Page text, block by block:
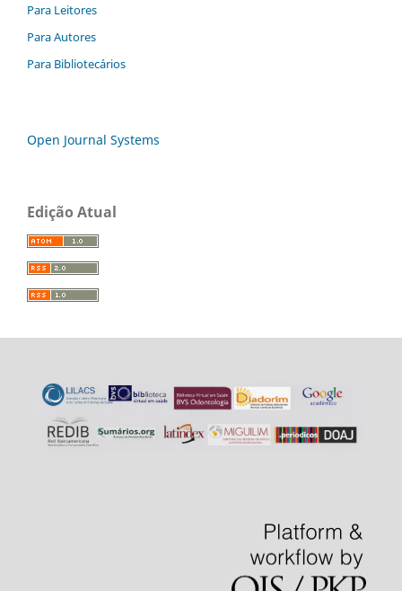
Para Leitores
Para Autores
Para Bibliotecários
Open Journal Systems
Edição Atual